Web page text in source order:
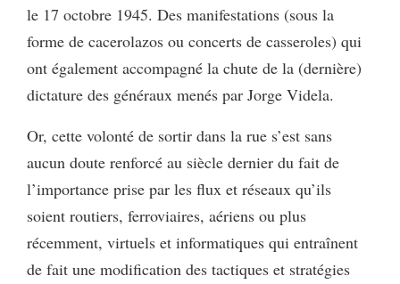
le 17 octobre 1945. Des manifestations (sous la
forme de cacerolazos ou concerts de casseroles) qui
ont également accompagné la chute de la (dernière)
dictature des généraux menés par Jorge Videla.
Or, cette volonté de sortir dans la rue s’est sans
aucun doute renforcé au siècle dernier du fait de
l’importance prise par les flux et réseaux qu’ils
soient routiers, ferroviaires, aériens ou plus
récemment, virtuels et informatiques qui entraînent
de fait une modification des tactiques et stratégies